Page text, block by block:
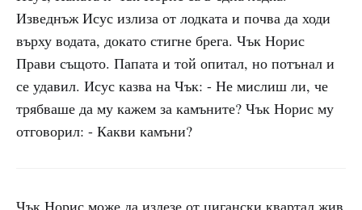
Изведнъж Исус излиза от лодката и почва да ходи
върху водата, докато стигне брега. Чък Норис
Прави същото. Папата и той опитал, но потънал и
се удавил. Исус казва на Чък: - Не мислиш ли, че
трябваше да му кажем за камъните? Чък Норис му
отговорил: - Какви камъни?
Чък Норис може да излезе от цигански квартал жив